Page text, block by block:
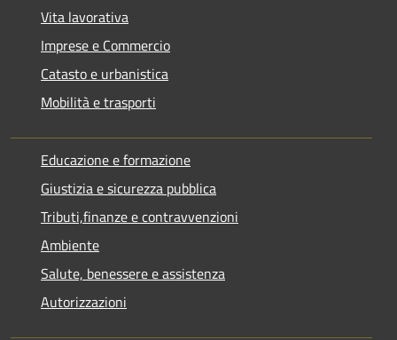
Vita lavorativa
Imprese e Commercio
Catasto e urbanistica
Mobilità e trasporti
Educazione e formazione
Giustizia e sicurezza pubblica
Tributi,finanze e contravvenzioni
Ambiente
Salute, benessere e assistenza
Autorizzazioni